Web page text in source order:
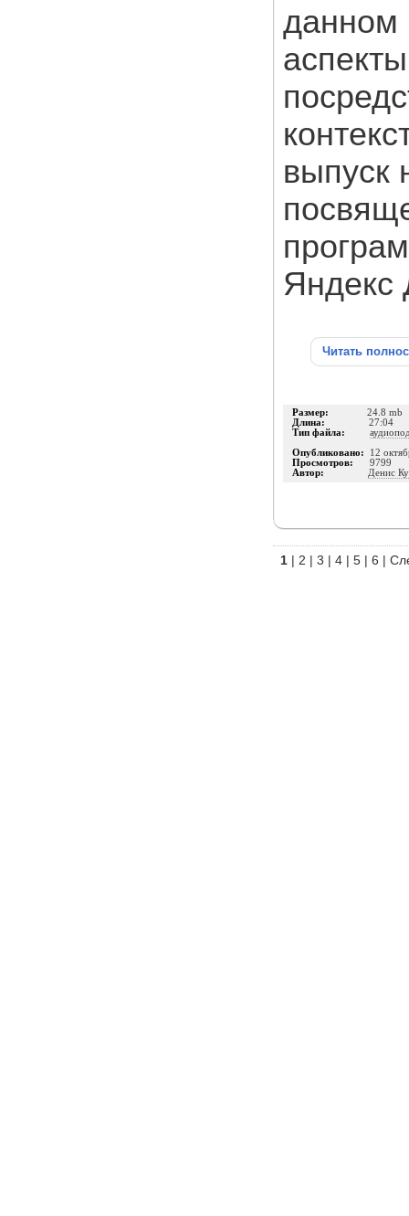
данном
выпуск
Яндекс
Читать
Размер: 24.8 mb
Длина: 27:04
Тип файла:
Опубликовано: 12
Просмотров: 9799
Автор: Денис
1 | 2 | 3 | 4 | 5 | 6 |